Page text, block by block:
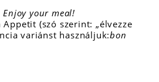
Enjoy your meal!
(szó szerint: „élvezze
variánst használjuk:bon